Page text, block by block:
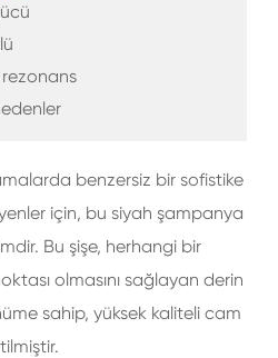
benzersiz bir sofistike
için, bu siyah şampanya
Bu şişe, herhangi bir
olmasını sağlayan derin
sahip, yüksek kaliteli cam